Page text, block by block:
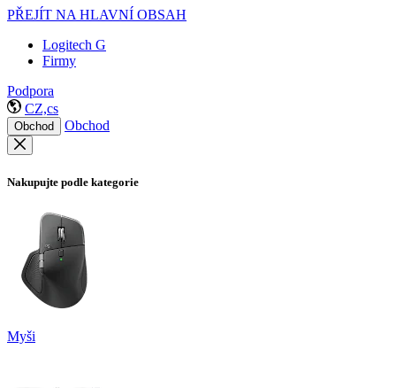
PŘEJÍT NA HLAVNÍ OBSAH
Logitech G
Firmy
Podpora
CZ,cs
Obchod Obchod
Nakupujte podle kategorie
Myši